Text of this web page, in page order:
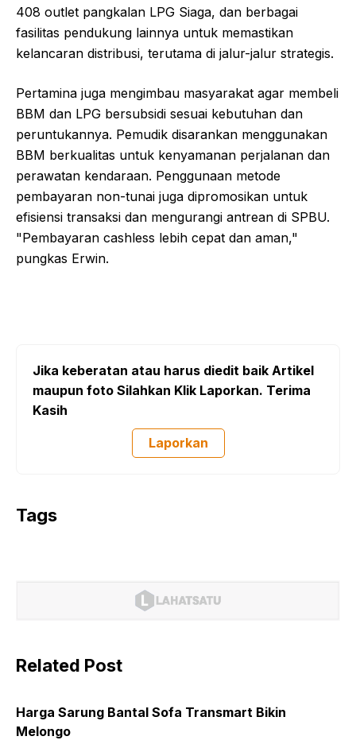
408 outlet pangkalan LPG Siaga, dan berbagai
fasilitas pendukung lainnya untuk memastikan
kelancaran distribusi, terutama di jalur-jalur strategis.
Pertamina juga mengimbau masyarakat agar membeli
BBM dan LPG bersubsidi sesuai kebutuhan dan
peruntukannya. Pemudik disarankan menggunakan
BBM berkualitas untuk kenyamanan perjalanan dan
perawatan kendaraan. Penggunaan metode
pembayaran non-tunai juga dipromosikan untuk
efisiensi transaksi dan mengurangi antrean di SPBU.
"Pembayaran cashless lebih cepat dan aman,"
pungkas Erwin.
Jika keberatan atau harus diedit baik Artikel
maupun foto Silahkan Klik Laporkan. Terima
Kasih
Laporkan
Tags
Related Post
Harga Sarung Bantal Sofa Transmart Bikin
Melongo